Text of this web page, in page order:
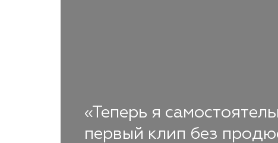
«Теперь я
первый клип без